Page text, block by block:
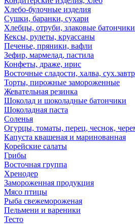
Хлебо-булочные изделия
Сушки, баранки, сухари
Хлебцы, отруби, злаковые батончики
Кексы, рулеты, круассаны
Печенье, пряники, вафли
Зефир, мармелад, пастила
Конфеты, драже, ирис
Восточные сладости, халва,
Торты, пирожные замороженные
Жевательная резинка
Шоколад и шоколадные батончики
Шоколадная паста
Соленья
Огурцы, томаты, перец, чеснок,
Капуста квашеная и маринованная
Корейские салаты
Грибы
Восточная группа
Хренодер
Замороженная продукция
Мясо птицы
Рыба свежемороженая
Пельмени и вареники
Тесто